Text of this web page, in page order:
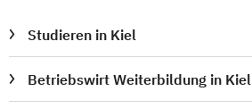
Studieren in Kiel
Betriebswirt Weiterbildung in Kiel